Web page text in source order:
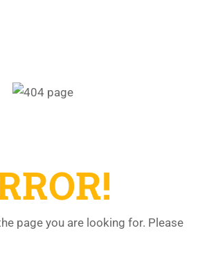
page you are looking for. Please